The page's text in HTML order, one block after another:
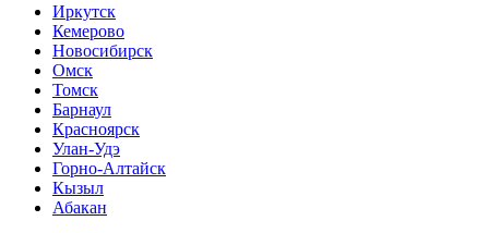
Иркутск
Кемерово
Новосибирск
Омск
Томск
Барнаул
Красноярск
Улан-Удэ
Горно-Алтайск
Кызыл
Абакан